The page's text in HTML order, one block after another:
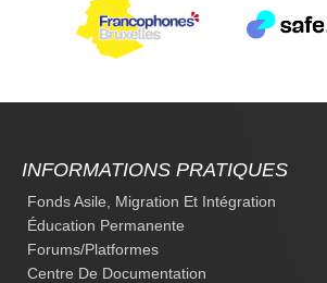
INFORMATIONS PRATIQUES
Fonds Asile, Migration Et Intégration
Éducation Permanente
Forums/platformes
Centre De Documentation